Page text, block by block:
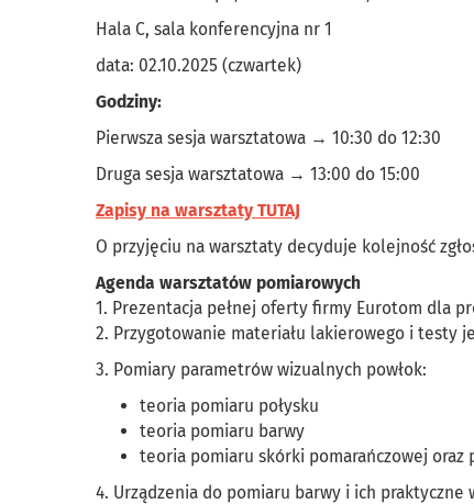
Hala C, sala konferencyjna nr 1
data: 02.10.2025 (czwartek)
Godziny:
Pierwsza sesja warsztatowa → 10:30 do 12:30
Druga sesja warsztatowa → 13:00 do 15:00
Zapisy na warsztaty TUTAJ
O przyjęciu na warsztaty decyduje kolejność
Agenda warsztatów pomiarowych
1. Prezentacja pełnej oferty firmy Eurotom dla
2. Przygotowanie materiału lakierowego i testy
3. Pomiary parametrów wizualnych powłok:
teoria pomiaru połysku
teoria pomiaru barwy
teoria pomiaru skórki pomarańczowej oraz
4. Urządzenia do pomiaru barwy i ich praktyczne